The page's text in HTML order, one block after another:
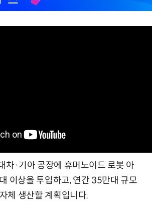
차·기아 공장에 휴머노이드 로봇 아
이상을 투입하고, 연간 35만대 규모
체 생산할 계획입니다.